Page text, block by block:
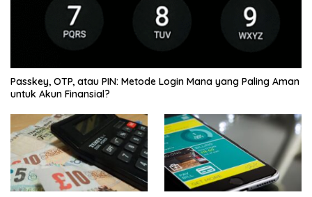
Passkey, OTP, atau PIN: Metode Login Mana yang Paling Aman
untuk Akun Finansial?